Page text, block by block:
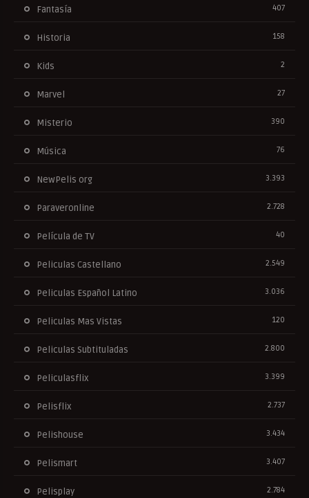
Fantasía 407
Historia 158
Kids 2
Marvel 27
Misterio 390
Música 76
NewPelis org 3.393
Paraveronline 2.728
Película de TV 40
Peliculas Castellano 2.549
Peliculas Español Latino 3.036
Peliculas Mas Vistas 120
Peliculas Subtituladas 2.800
Peliculasflix 3.399
Pelisflix 2.737
Pelishouse 3.434
Pelismart 3.407
Pelisplay 2.784